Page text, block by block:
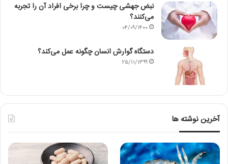
نبض جهشی چیست و چرا برخی افراد آن را تجربه
می‌کنند؟
۰۴/۰۹/۱۴۰۰
دستگاه گوارش انسان چگونه عمل می‌کند؟
۲۵/۱۱/۱۳۹۹
آخرین نوشته ها